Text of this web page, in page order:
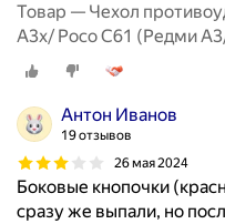
Товар — Чехол
A3x/ Poco C61 (Редми
защитой камеры, черный
Антон Иванов
19 отзывов
26 мая 2024
Боковые кнопочки
сразу же выпали, но